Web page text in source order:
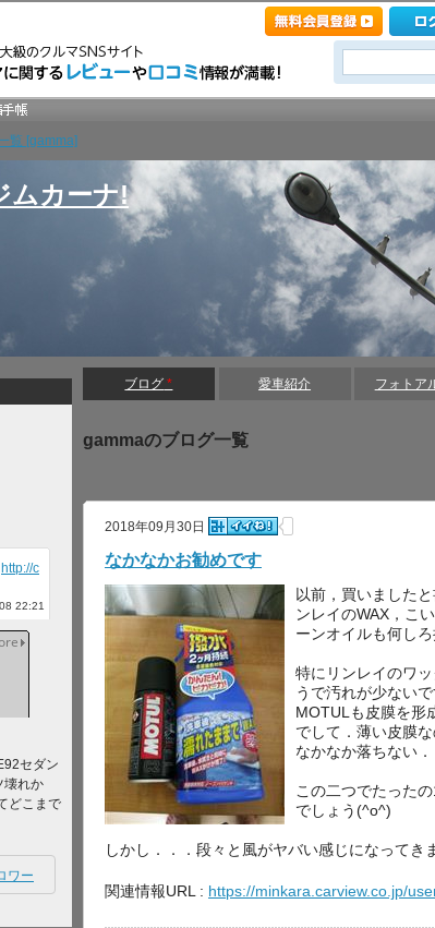
覧 [gamma]
ムカーナ!
ブログ * 愛車紹介 フォトア
gammaのブログ一覧
2018年09月30日
なかなかお勧めです
以前，買いました
ンレイのWAX，こ
ーンオイルも何しろ
特にリンレイのワ
うで汚れが少ないで
MOTULも皮膜を形
でして．薄い皮膜
なかなか落ちない．
この二つでたった
でしょう(^o^)
しかし．．．段々と風がヤバい感じになってき
関連情報URL : https://minkara.carview.co.jp/
http://c
22:21
セダン
壊れか
どこまで
ワー